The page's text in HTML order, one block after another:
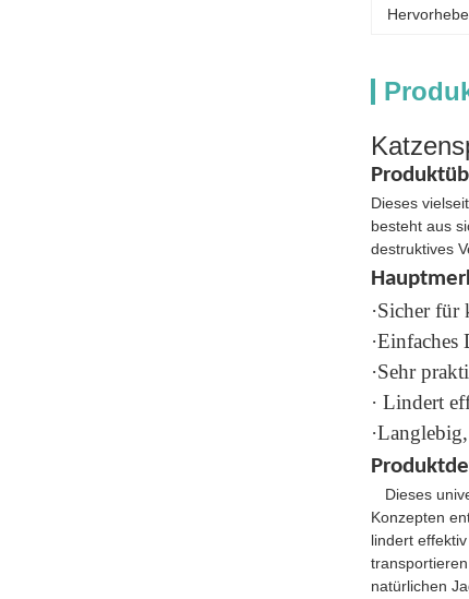
Dieses
besteht aus
destruktives
·Sicher
·Sehr
· Lindert
Dieses
Konzepten
lindert
natürlichen